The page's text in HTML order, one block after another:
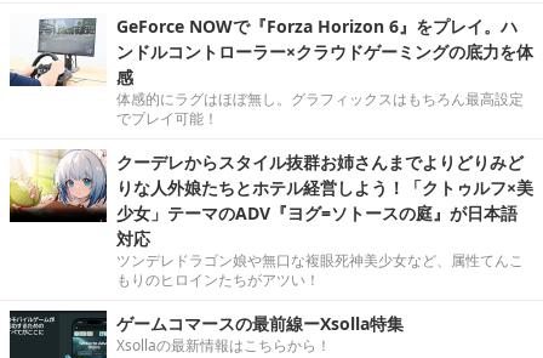
GeForce NOWで『Forza Horizon 6』をプレイ。ハ
ンドルコントローラー×クラウドゲーミングの底力を体
感
体感的にラグはほぼ無し。グラフィックスはもちろん最高設定
でプレイ可能！
クーデレからスタイル抜群お姉さんまでよりどりみど
りな人外娘たちとホテル経営しよう！「クトゥルフ×美
少女」テーマのADV『ヨグ=ソトースの庭』が日本語
対応
ツンデレドラゴン娘や無口な複眼死神美少女など、属性てんこ
もりのヒロインたちがアツい！
ゲームコマースの最前線ーXsolla特集
Xsollaの最新情報はこちらから！